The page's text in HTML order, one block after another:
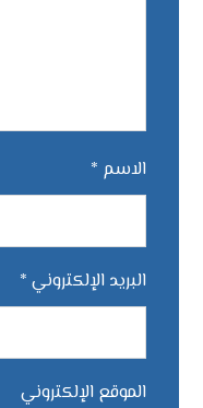
الاسم *
البريد الإلكتروني *
الموقع الإلكتروني